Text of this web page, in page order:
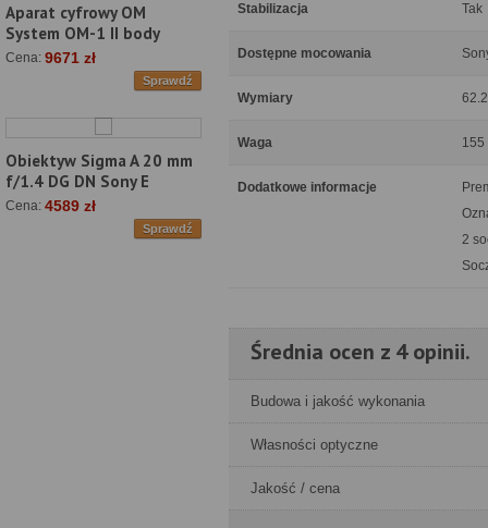
Aparat cyfrowy OM
System OM-1 II body
Cena: 9671 zł
Sprawdź
Obiektyw Sigma A 20 mm
f/1.4 DG DN Sony E
Cena: 4589 zł
Sprawdź
Stabilizacja Tak
Dostępne mocowania
Wymiary
Waga 155
Dodatkowe informacje
2
Średnia ocen z 4 opinii.
Budowa i jakość wykonania
Własności optyczne
Jakość / cena